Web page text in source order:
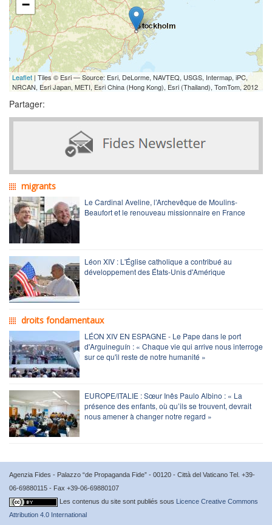
−
Leaflet | Tiles © Esri — Source: Esri, DeLorme, NAVTEQ, USGS, Intermap, iPC,
NRCAN, Esri Japan, METI, Esri China (Hong Kong), Esri (Thailand), TomTom, 2012
Partager:
migrants
Le Cardinal Aveline, l’Archevêque de Moulins-
Beaufort et le renouveau missionnaire en France
Léon XIV : L'Église catholique a contribué au
développement des États-Unis d'Amérique
droits fondamentaux
LÉON XIV EN ESPAGNE - Le Pape dans le port
d'Arguineguín : « Chaque vie qui arrive nous interroge
sur ce qu'il reste de notre humanité »
EUROPE/ITALIE : Sœur Inês Paulo Albino : « La
présence des enfants, où qu’ils se trouvent, devrait
nous amener à changer notre regard »
Agenzia Fides - Palazzo “de Propaganda Fide” - 00120 - Città del Vaticano Tel. +39-
06-69880115 - Fax +39-06-69880107
Les contenus du site sont publiés sous Licence Creative Commons
Attribution 4.0 International